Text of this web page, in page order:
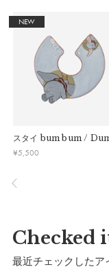
ます。
※予告なくデザ
NEW
スタイ bum bum /
¥5,500
Checked
最近チェックしたア